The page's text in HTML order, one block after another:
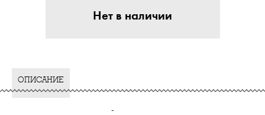
Нет в наличии
ОПИСАНИЕ
-